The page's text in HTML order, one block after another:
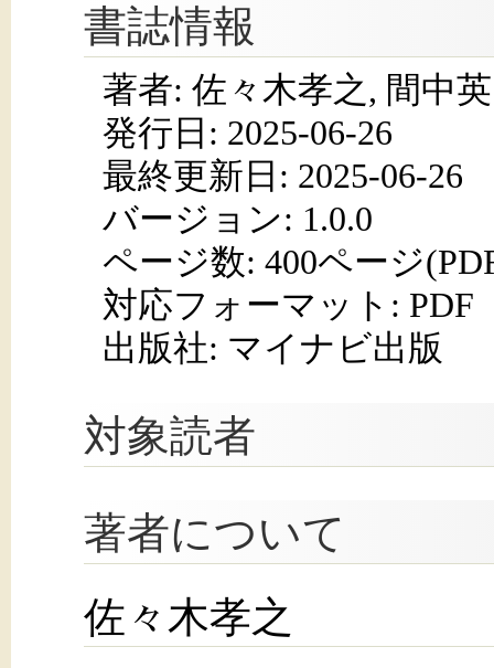
書誌情報
著者: 佐々木孝之, 間中
発行日: 2025-06-26
最終更新日: 2025-06-26
バージョン: 1.0.0
ページ数: 400ページ
対応フォーマット: PDF
出版社: マイナビ出版
対象読者
著者について
佐々木孝之